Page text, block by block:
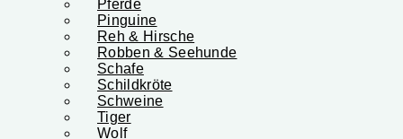
Pferde
Pinguine
Reh & Hirsche
Robben & Seehunde
Schafe
Schildkröte
Schweine
Tiger
Wolf